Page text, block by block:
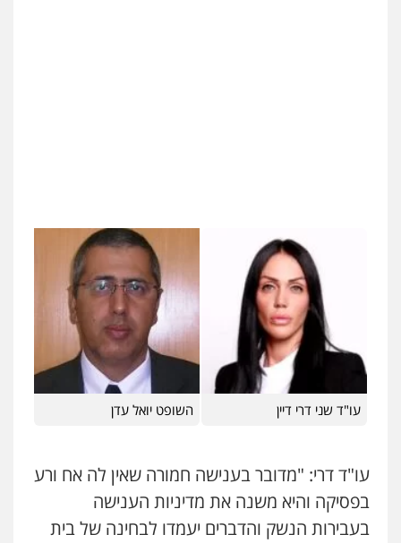
עו"ד שני דרי דיין השופט יואל עדן
עו"ד דרי: "מדובר בענישה חמורה שאין לה אח ורע
בפסיקה והיא משנה את מדיניות הענישה
בעבירות הנשק והדברים יעמדו לבחינה של בית
צווארון לבן תעבורה
עורכי דין לענייני אסירים מעצרים וחקירות
0546470989
עו"ד אבי כהן
פלילי פשיעה חמורה קטינים אלימות
סמים עבירות מין
0523647066
0528959600
קורל קרוז – עורך דין פלילי